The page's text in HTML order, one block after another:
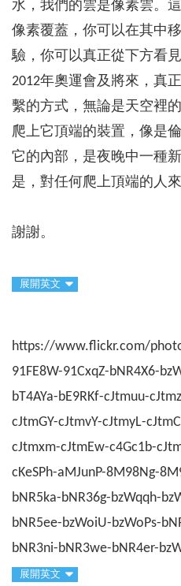
水，我們的雲是像素雲。
像素覆蓋，你可以在其中
驗，你可以真正從下方看
2012年奧運會及將來，真
繫的方式，無論是天空裡
爬上它頂端的裝置，像是
它的內部，是夜晚中一種
是，對任何爬上頂端的人
謝謝。
展開英文
https://www.flickr.com/
91FE8W-91CxqZ-bNR4X6-
bT4AYa-bE9RKf-cJtmuu-
cJtmGY-cJtmvY-cJtmyL-
cJtmxm-cJtmEw-c4Gc1b-
cKeSPh-aMJunP-8M98Ng-
bNR5ka-bNR36g-bzWqqh-
bNR5ee-bzWoiU-bzWoPs-
bNR3ni-bNR3we-bNR4er-
展開英文